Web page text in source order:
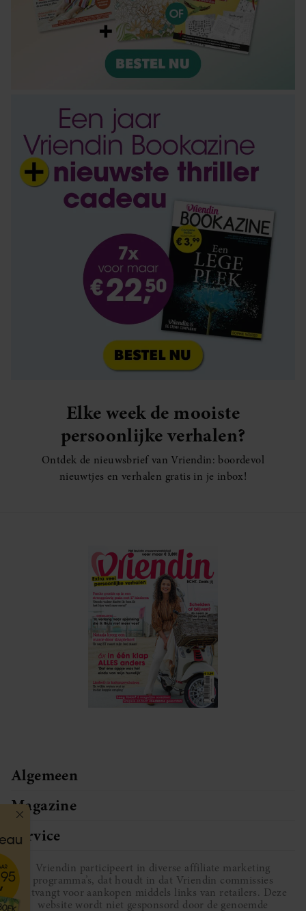
Elke week de mooiste
persoonlijke verhalen?
Ontdek de nieuwsbrief van Vriendin: boordevol
nieuwtjes en verhalen gratis in je inbox!
Algemeen
Magazine
Service
Vriendin participeert in diverse affiliate marketing
programma’s, dat houdt in dat Vriendin commissies
ontvangt voor aankopen middels links van retailers. Deze
website wordt niet gesponsord door de genoemde